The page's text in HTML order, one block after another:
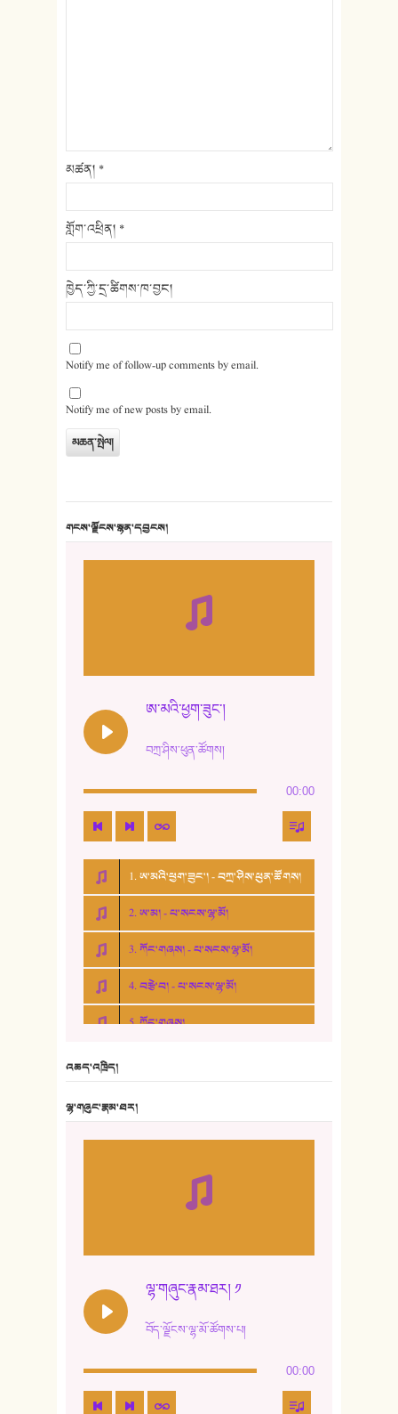
མཚན། *
གློག་འཕྲིན། *
ཁྱེད་ཀྱི་དྲ་ཚིགས་ཁ་བྱང།
Notify me of follow-up comments by email.
Notify me of new posts by email.
གངས་ལྗོངས་སྙན་དབྱངས།
ཨ་མའི་ཕྱག་ཟུང་།
བཀྲ་ཤིས་ཕུན་ཚོགས།
00:00
1. ཨ་མའི་ཕྱག་ཟུང་། - བཀྲ་ཤིས་ཕུན་ཚོགས།
2. ཨ་མ། - པ་སངས་ལྷ་མོ།
3. ཀོང་གཞས། - པ་སངས་ལྷ་མོ།
4. བརྩེ་བ། - པ་སངས་ལྷ་མོ།
5. ཀོང་གཞས།
10. ཆང་གཞས། ༣
15. ཤམ་པ་ལ་ཡི་སྲས་མོ།
འཆད་འཁྲིད།
ལྷ་གཞུང་རྣམ་ཐར།
ལྷ་གཞུང་རྣམ་ཐར། ༡
བོད་ལྗོངས་ལྷ་མོ་ཚོགས་པ།
00:00